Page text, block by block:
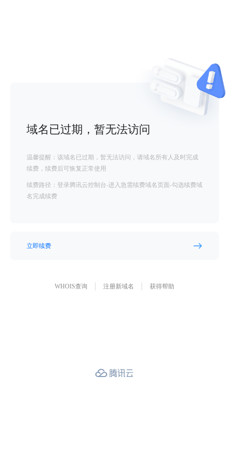
域名已过期，暂无法访问
温馨提醒：该域名已过期，暂无法访问，请域名所有人及时完成
续费，续费后可恢复正常使用
续费路径：登录腾讯云控制台-进入急需续费域名页面-勾选续费域
名完成续费
立即续费
WHOIS查询 注册新域名 获得帮助